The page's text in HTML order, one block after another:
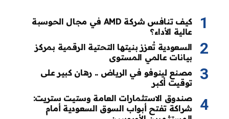
كيف تنافس شركة AMD في مجال الحوسبة
عالية الأداء؟
السعودية تُعزز بنيتها التحتية الرقمية بمركز
بيانات عالمي المستوى
مصنع لينوفو في الرياض .. رهان كبير على
توقيت أكبر
صندوق الاستثمارات العامة وستيت ستريت:
شراكة تفتح أبواب السوق السعودية أمام